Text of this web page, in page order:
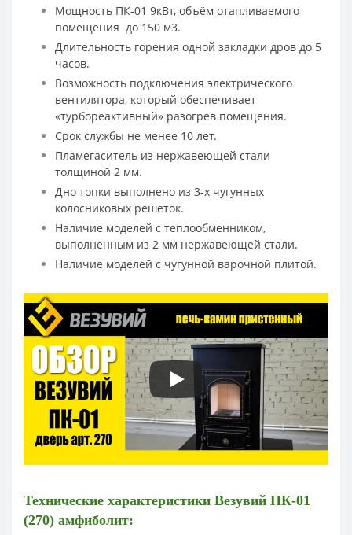
Мощность ПК-01 9кВт, объём отапливаемого
помещения до 150 м3.
Длительность горения одной закладки дров до 5
часов.
Возможность подключения электрического
вентилятора, который обеспечивает
«турбореактивный» разогрев помещения.
Срок службы не менее 10 лет.
Пламегаситель из нержавеющей стали
толщиной 2 мм.
Дно топки выполнено из 3-х чугунных
колосниковых решеток.
Наличие моделей с теплообменником,
выполненным из 2 мм нержавеющей стали.
Наличие моделей с чугунной варочной плитой.
Технические характеристики Везувий ПК-01
(270) амфиболит: